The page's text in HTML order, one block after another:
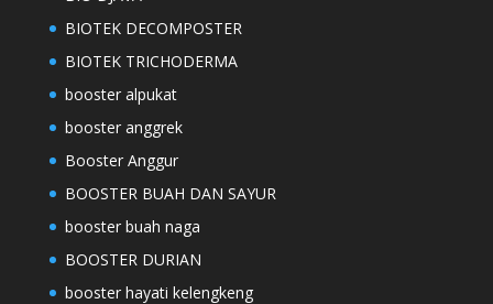
BIOTEK DECOMPOSTER
BIOTEK TRICHODERMA
booster alpukat
booster anggrek
Booster Anggur
BOOSTER BUAH DAN SAYUR
booster buah naga
BOOSTER DURIAN
booster hayati kelengkeng